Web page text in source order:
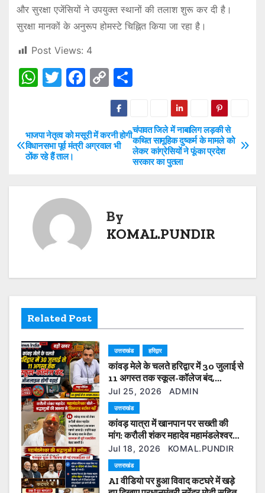
और सुरक्षा एजेंसियों ने उपयुक्त स्थानों की तलाश शुरू कर दी है।
सुरक्षा मानकों के अनुरूप होमस्टे चिह्नित किया जा रहा है।
Post Views: 4
W
s
A
T
er
F
e
b
k
C
o
p
y
Li
S
e
P
o
v
g
a
t
i
o
n
चंपावत जिले में नाबालिग लड़की से
कथित सामूहिक दुष्कर्म के मामले को
लेकर कांग्रेसियों ने फूंका प्रदेश
सरकार का पुतला
भाजपा नेतृत्व को मसूरी में करनी होगी
विधानसभा पूर्व मंत्री अग्रवाल भी
ठोंक रहे हैं ताल।
By
KOMAL.PUNDIR
Related Post
उत्तराखंड हरिद्वार
कांवड़ मेले के चलते हरिद्वार में 30 जुलाई से
11 अगस्त तक स्कूल-कॉलेज बंद,
ऑनलाइन होगी पढ़ाई
Jul 25, 2026 ADMIN
उत्तराखंड
कांवड़ यात्रा में खानपान पर सख्ती की
मांग: करौली शंकर महादेव महामंडलेश्वर
बोले— श्रद्धालुओं की आस्था से खिलवाड़
बर्दाश्त नहीं
Jul 18, 2026 KOMAL.PUNDIR
उत्तराखंड
AI वीडियो पर हुआ विवाद कटघरे में खड़े